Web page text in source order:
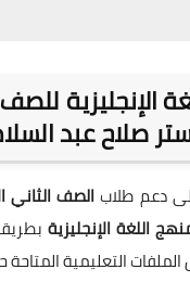
صلاح عبد
دعم طلابالصف الثاني
اللغة الإنجليزية
التعليمية المتاحة